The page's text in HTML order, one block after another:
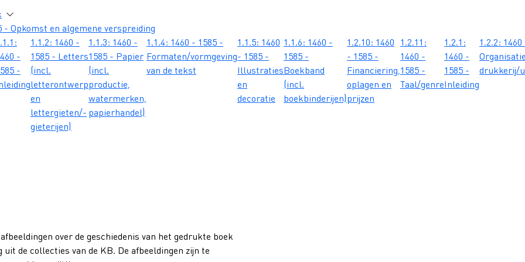
- Opkomst en algemene verspreiding
-
-
1.1.2: 1460 -
1585 - Letters
(incl.
letterontwerp
en
lettergieten/-
gieterijen)
1.1.3: 1460 -
1585 - Papier
(incl.
productie,
watermerken,
papierhandel)
1.1.4: 1460 - 1585 -
Formaten/vormgeving
van de tekst
1.1.5: 1460
- 1585 -
Illustraties
en
decoratie
1.1.6: 1460 -
1585 -
Boekband
(incl.
boekbinderijen)
1.2.10: 1460
- 1585 -
Financiering,
oplagen en
prijzen
1.2.11:
1460 -
1585 -
Taal/genre
1.2.1:
1460 -
1585 -
Inleiding
1.2.2:
drukkerij/
over de geschiedenis van het gedrukte boek
de collecties van de KB. De afbeeldingen zijn te